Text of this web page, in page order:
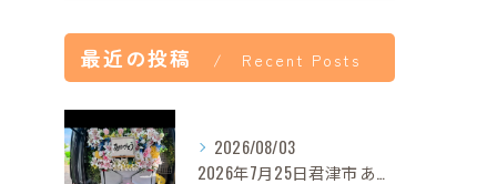
最近の投稿 Recent Posts
2026/08/03
2026年7月25日君津市あずきちゃんご葬儀